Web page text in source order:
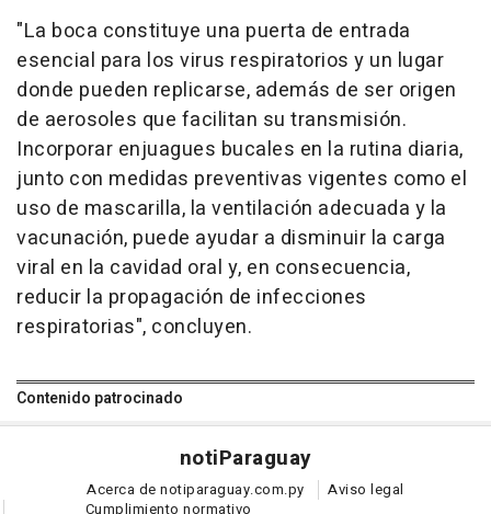
"La boca constituye una puerta de entrada
esencial para los virus respiratorios y un lugar
donde pueden replicarse, además de ser origen
de aerosoles que facilitan su transmisión.
Incorporar enjuagues bucales en la rutina diaria,
junto con medidas preventivas vigentes como el
uso de mascarilla, la ventilación adecuada y la
vacunación, puede ayudar a disminuir la carga
viral en la cavidad oral y, en consecuencia,
reducir la propagación de infecciones
respiratorias", concluyen.
Contenido patrocinado
notiParaguay
Acerca de notiparaguay.com.py
Aviso legal
Cumplimiento normativo